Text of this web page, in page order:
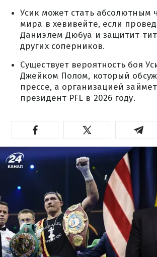
Усик может стать абсолютным
мира в хевивейте, если
Даниэлем Дюбуа и защитит
других соперников.
Существует вероятность боя
Джейком Полом, который
прессе, а организацией
президент PFL в 2026 году.